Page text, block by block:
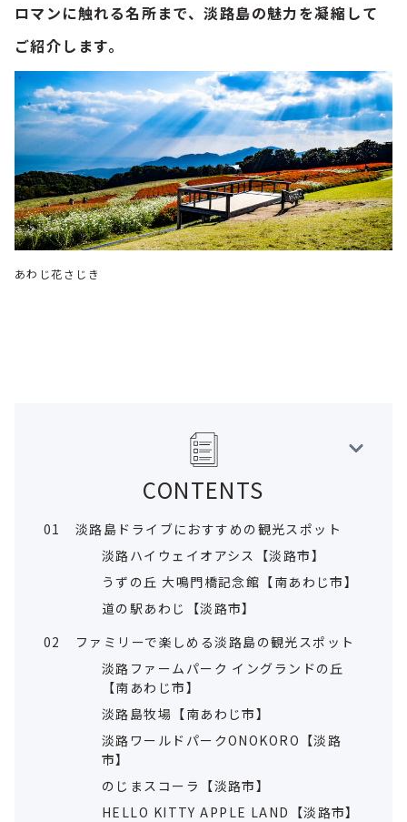
ロマンに触れる名所まで、淡路島の魅力を凝縮して
ご紹介します。
あわじ花さじき
CONTENTS
01
淡路島ドライブにおすすめの観光スポット
淡路ハイウェイオアシス【淡路市】
うずの丘 大鳴門橋記念館【南あわじ市】
道の駅あわじ【淡路市】
02
ファミリーで楽しめる淡路島の観光スポット
淡路ファームパーク イングランドの丘
【南あわじ市】
淡路島牧場【南あわじ市】
淡路ワールドパークONOKORO【淡路
市】
のじまスコーラ【淡路市】
HELLO KITTY APPLE LAND【淡路市】